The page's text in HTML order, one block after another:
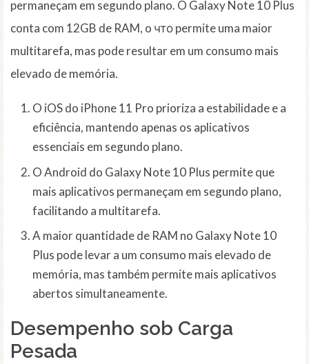
permaneçam em segundo plano. O Galaxy Note 10 Plus
conta com 12GB de RAM, o что permite uma maior
multitarefa, mas pode resultar em um consumo mais
elevado de memória.
O iOS do iPhone 11 Pro prioriza a estabilidade e a
eficiência, mantendo apenas os aplicativos
essenciais em segundo plano.
O Android do Galaxy Note 10 Plus permite que
mais aplicativos permaneçam em segundo plano,
facilitando a multitarefa.
A maior quantidade de RAM no Galaxy Note 10
Plus pode levar a um consumo mais elevado de
memória, mas também permite mais aplicativos
abertos simultaneamente.
Desempenho sob Carga
Pesada